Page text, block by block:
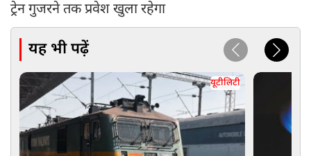
ट्रेन गुजरने तक प्रवेश खुला रहेगा
यह भी पढ़ें
यूटीलिटी